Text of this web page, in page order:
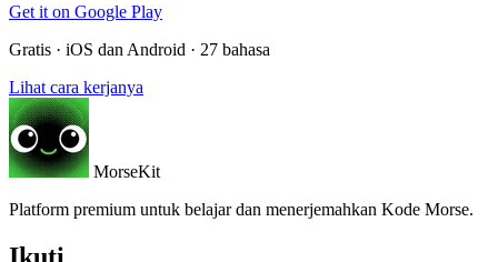
Get it on Google Play
Gratis · iOS dan Android · 27 bahasa
Lihat cara kerjanya
MorseKit
Platform premium untuk belajar dan menerjemahkan Kode Morse.
Ikuti